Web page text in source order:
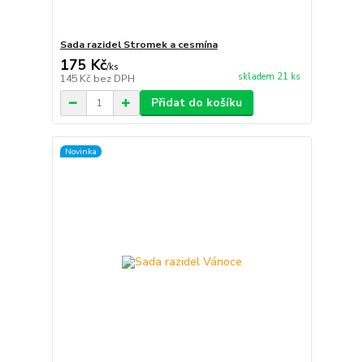
Sada razidel Stromek a cesmína
175 Kč/ks
145 Kč bez DPH skladem 21 ks
Přidat do košíku
Novinka